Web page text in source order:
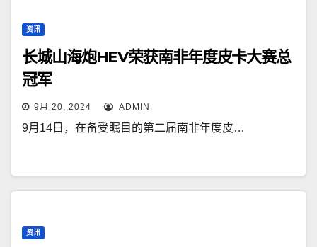
资讯
长城山海炮HEV荣获南非年度皮卡大赛总
冠军
9月 20, 2024 ADMIN
9月14日，在备受瞩目的第二届南非年度皮…
资讯